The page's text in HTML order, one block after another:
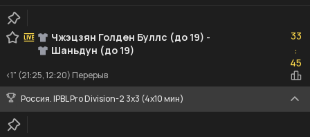
Чжэцзян Голден Буллс (до 19) -
Шаньдун (до 19)
33
:45
45
<1" (21:25, 12:20) Перерыв
Россия. IPBL Pro Division-2 3x3 (4x10 мин)